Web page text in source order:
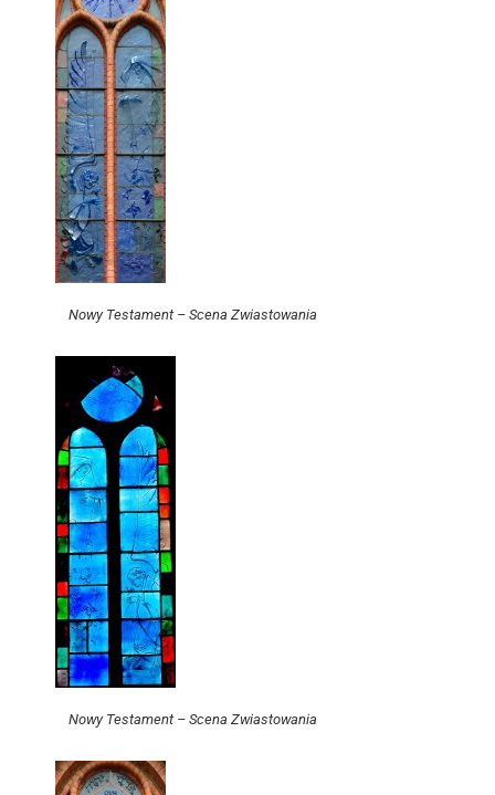
Nowy Testament – Scena Zwiastowania
Nowy Testament – Scena Zwiastowania